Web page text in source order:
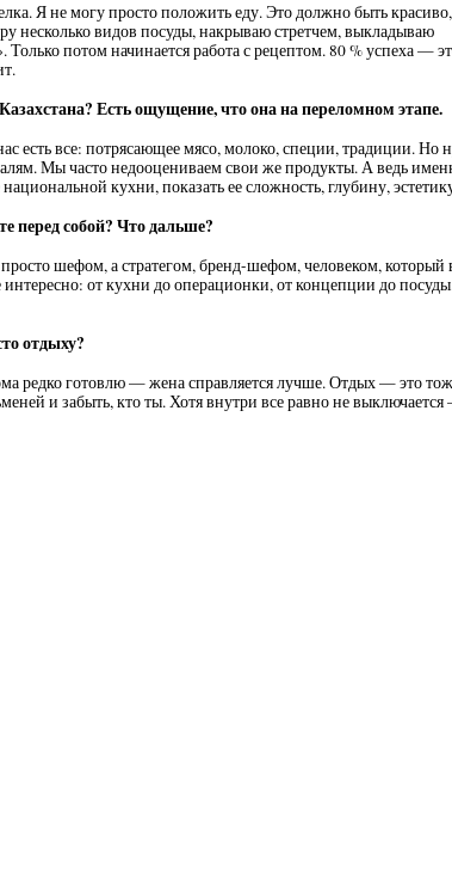
Я не могу просто положить еду. Это должно быть красиво,
несколько видов посуды, накрываю стретчем, выкладываю
потом начинается работа с рецептом. 80 % успеха —
Есть ощущение, что она на переломном этапе.
есть все: потрясающее мясо, молоко, специи, традиции. Но
Мы часто недооцениваем свои же продукты. А ведь
кухни, показать ее сложность, глубину,
перед собой? Что дальше?
шефом, а стратегом, бренд-шефом, человеком, который
интересно: от кухни до операционки, от концепции до
отдыху?
готовлю — жена справляется лучше. Отдых — это
и забыть, кто ты. Хотя внутри все равно не